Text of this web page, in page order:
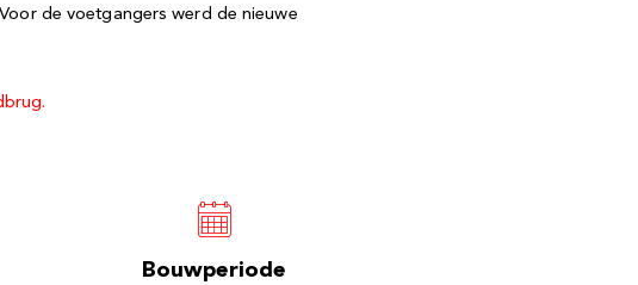
de voetgangers werd de nieuwe
Bouwperiode